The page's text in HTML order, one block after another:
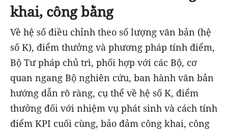
khai, công bằng
Về hệ số điều chỉnh theo số lượng văn bản (hệ
số K), điểm thưởng và phương pháp tính điểm,
Bộ Tư pháp chủ trì, phối hợp với các Bộ, cơ
quan ngang Bộ nghiên cứu, ban hành văn bản
hướng dẫn rõ ràng, cụ thể về hệ số K, điểm
thưởng đối với nhiệm vụ phát sinh và cách tính
điểm KPI cuối cùng, bảo đảm công khai, công